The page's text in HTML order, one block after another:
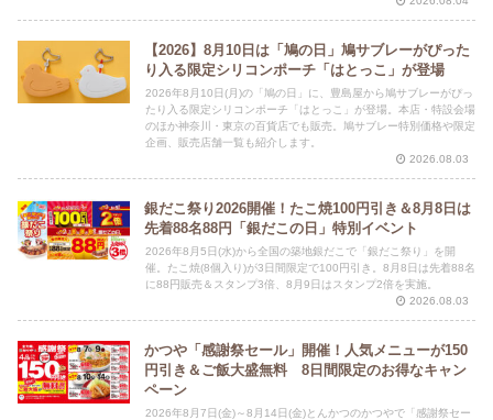
【2026】8月10日は「鳩の日」鳩サブレーがぴった
り入る限定シリコンポーチ「はとっこ」が登場
2026年8月10日(月)の「鳩の日」に、豊島屋から鳩サブレーがぴっ
たり入る限定シリコンポーチ「はとっこ」が登場。本店・特設会場
のほか神奈川・東京の百貨店でも販売。鳩サブレー特別価格や限定
企画、販売店舗一覧も紹介します。
2026.08.03
銀だこ祭り2026開催！たこ焼100円引き＆8月8日は
先着88名88円「銀だこの日」特別イベント
2026年8月5日(水)から全国の築地銀だこで「銀だこ祭り」を開
催。たこ焼(8個入り)が3日間限定で100円引き。8月8日は先着88名
に88円販売＆スタンプ3倍、8月9日はスタンプ2倍を実施。
2026.08.03
かつや「感謝祭セール」開催！人気メニューが150
円引き＆ご飯大盛無料 8日間限定のお得なキャン
ペーン
2026年8月7日(金)～8月14日(金)とんかつのかつやで「感謝祭セー